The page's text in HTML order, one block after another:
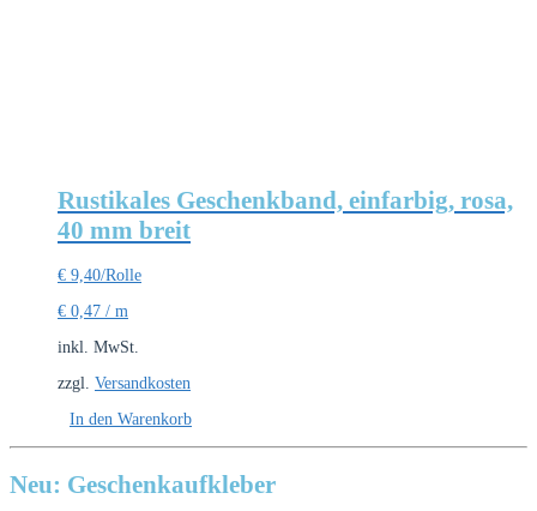
Rustikales Geschenkband, einfarbig, rosa,
40 mm breit
€ 9,40/Rolle
€ 0,47 / m
inkl. MwSt.
zzgl. Versandkosten
In den Warenkorb
Neu: Geschenkaufkleber